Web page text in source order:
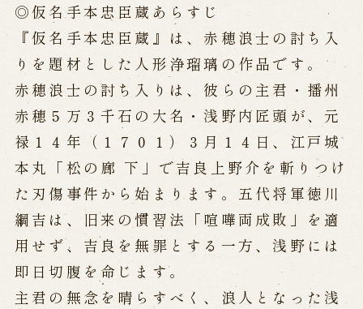
淡路島と国生み神話
淡路人形浄瑠璃の歴史
淡路人形の広がり
南あわじ市の伝統芸能
ご利用案内
営業日時・料金 アクセス 館内のご案内
お問い合わせ
よくあるご質問
メールでお問い合わせ
お電話でお問い合わせ
◎仮名手本忠臣蔵あらすじ
『仮名手本忠臣蔵』は、赤穂浪士の討ち入
りを題材とした人形浄瑠璃の作品です。
赤穂浪士の討ち入りは、彼らの主君・播州
赤穂５万３千石の大名・浅野内匠頭が、元
禄１４年（１７０１）３月１４日、江戸城
本丸「松の廊 下」で吉良上野介を斬りつけ
た刃傷事件から始まります。五代将軍徳川
綱吉は、旧来の慣習法「喧嘩両成敗」を適
用せず、吉良を無罪とする一方、浅野には
即日切腹を命じます。
主君の無念を晴らすべく、浪人となった浅